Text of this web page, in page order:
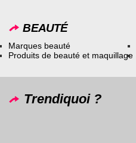
BEAUTÉ
Marques beauté
Produits de beauté et maquillage
Trendiquoi ?